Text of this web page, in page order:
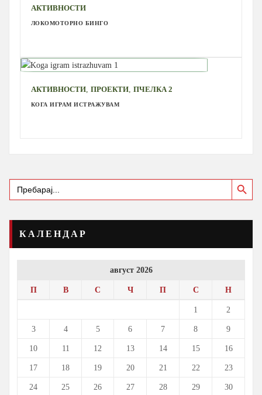
АКТИВНОСТИ
ЛОКОМОТОРНО БИНГО
АКТИВНОСТИ, ПРОЕКТИ, ПЧЕЛКА 2
КОГА ИГРАМ ИСТРАЖУВАМ
Search
for:
Search Button
КАЛЕНДАР
август 2026
П В С Ч П С Н
1 2
3 4 5 6 7 8 9
10 11 12 13 14 15 16
17 18 19 20 21 22 23
24 25 26 27 28 29 30